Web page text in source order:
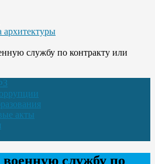
службу по контракту или
акты
службу по